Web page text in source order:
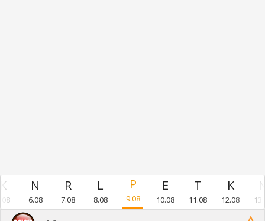
6.08 7.08 8.08 9.08 10.08 11.08 12.08